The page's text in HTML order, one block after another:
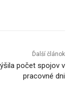
Ďalší článok
počet spojov v
pracovné dni